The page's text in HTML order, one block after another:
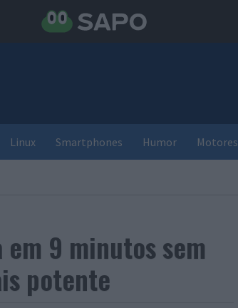
Linux Smartphones Humor Motores
9 minutos sem
potente